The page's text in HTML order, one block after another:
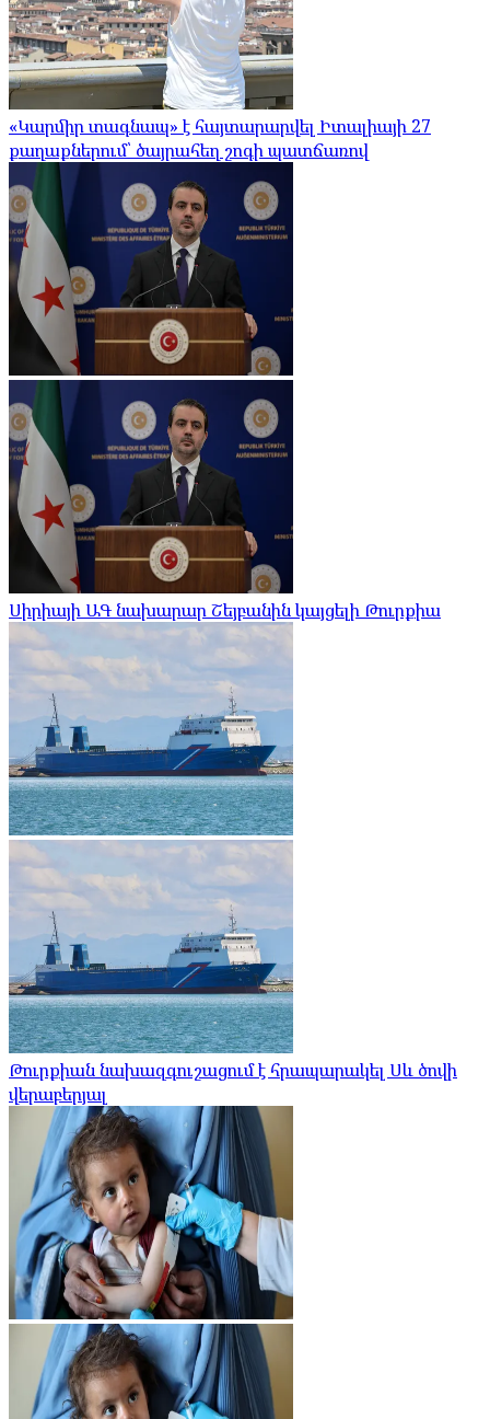
«Կարմիր տագնապ» է հայտարարվել Իտալիայի 27
քաղաքներում՝ ծայրահեղ շոգի պատճառով
Սիրիայի ԱԳ նախարար Շեյբանին կայցելի Թուրքիա
Թուրքիան նախազգուշացում է հրապարակել Սև ծովի
վերաբերյալ